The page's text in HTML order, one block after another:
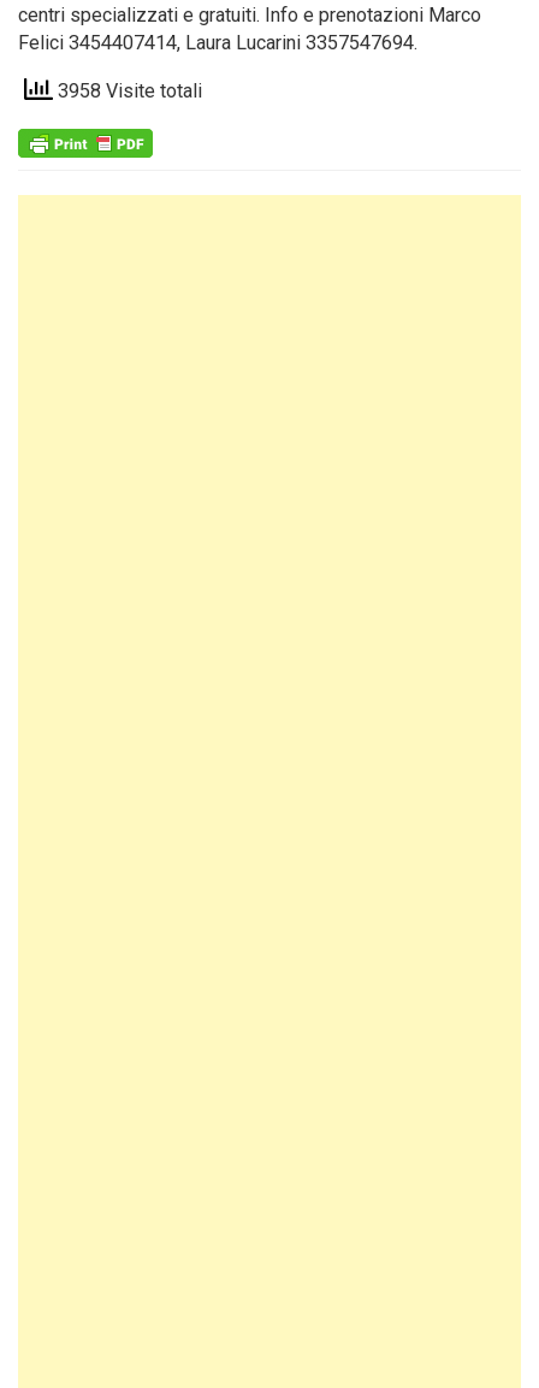
centri specializzati e gratuiti. Info e prenotazioni Marco
Felici 3454407414, Laura Lucarini 3357547694.
3958 Visite totali